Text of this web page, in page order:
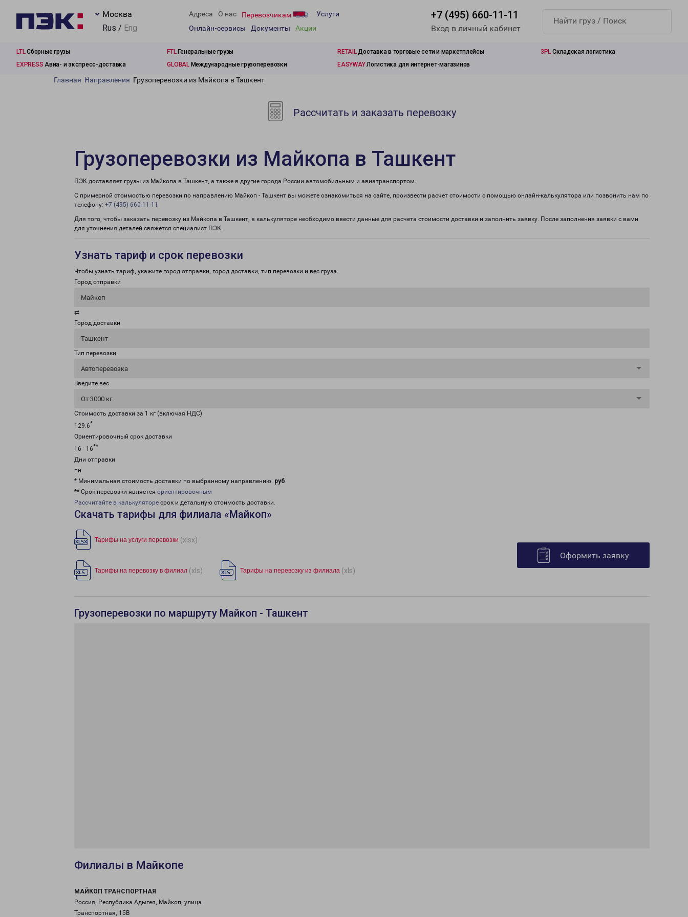
Москва
Rus / Eng
Адреса О нас Перевозчикам
Услуги
Онлайн-сервисы
Документы Акции
+7 (495) 660-11-11
Вход в личный кабинет
LTLСборные грузы FTLГенеральные грузы RETAILДоставка в торговые сети и маркетплейсы 3PL Складская логистика
EXPRESS Авиа- и экспресс-доставка GLOBALМеждународные грузоперевозки EASYWAYЛогистика для интернет-магазинов
Главная Направления Грузоперевозки из Майкопа в Ташкент
Рассчитать и заказать перевозку
Грузоперевозки из Майкопа в Ташкент
ПЭК доставляет грузы из Майкопа в Ташкент, а также в другие города России автомобильным и авиатранспортом.
С примерной стоимостью перевозки по направлению Майкоп - Ташкент вы можете ознакомиться на сайте, произвести расчет стоимости с помощью онлайн-калькулятора или позвонить нам по
телефону: +7 (495) 660-11-11 .
Для того, чтобы заказать перевозку из Майкопа в Ташкент, в калькуляторе необходимо ввести данные для расчета стоимости доставки и заполнить заявку. После заполнения заявки с вами
для уточнения деталей свяжется специалист ПЭК.
Узнать тариф и срок перевозки
Чтобы узнать тариф, укажите город отправки, город доставки, тип перевозки и вес груза.
Город отправки
Майкоп
⇄
Город доставки
Ташкент
Тип перевозки
Автоперевозка
Введите вес
От 3000 кг
Стоимость доставки за 1 кг (включая НДС)
129.6*
Ориентировочный срок доставки
16 - 16**
Дни отправки
пн
* Минимальная стоимость доставки по выбранному направлению: руб.
** Срок перевозки является ориентировочным
Рассчитайте в калькуляторе срок и детальную стоимость доставки.
Скачать тарифы для филиала «Майкоп»
Тарифы на услуги перевозки (xlsx)
Тарифы на перевозку в филиал (xls) Тарифы на перевозку из филиала (xls)
Оформить заявку
Грузоперевозки по маршруту Майкоп - Ташкент
Филиалы в Майкопе
МАЙКОП ТРАНСПОРТНАЯ
Россия, Республика Адыгея, Майкоп, улица
Транспортная, 15В